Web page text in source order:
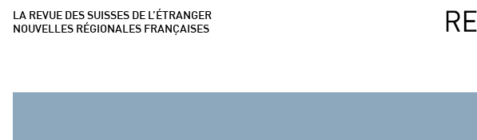
LA REVUE DES SUISSES DE L’ÉTRANGER
NOUVELLES RÉGIONALES FRANÇAISES